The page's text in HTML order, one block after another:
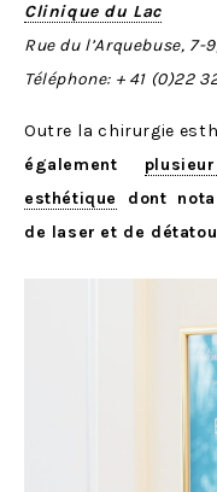
Clinique du Lac
Rue du l’Arquebuse, 7-
Téléphone: + 41 (0)22
Outre la chirurgie
également
esthétique
dont
de laser et de